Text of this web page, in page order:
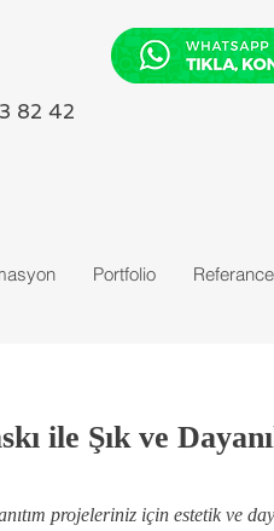
82 42
Portfolio Referance
ile Şık ve
projeleriniz için estetik ve